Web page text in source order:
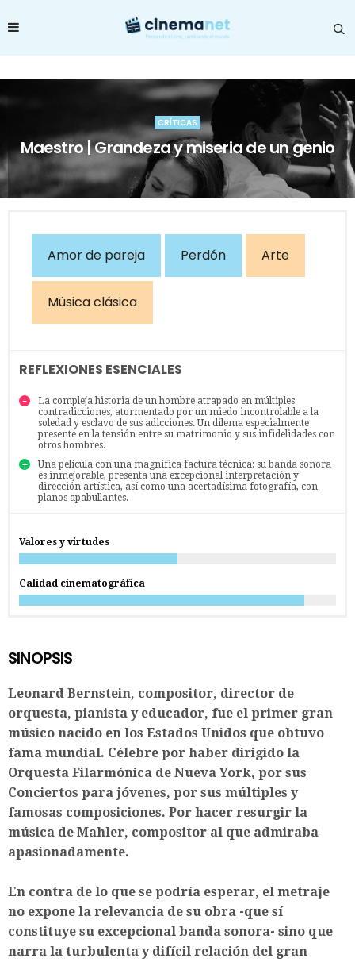
CRÍTICAS
Maestro | Grandeza y miseria de un genio
Amor de pareja Perdón Arte
Música clásica
REFLEXIONES ESENCIALES
La compleja historia de un hombre atrapado en múltiples
contradicciones, atormentado por un miedo incontrolable a la
soledad y esclavo de sus adicciones. Un dilema especialmente
presente en la tensión entre su matrimonio y sus infidelidades con
otros hombres.
Una película con una magnífica factura técnica: su banda sonora
es inmejorable, presenta una excepcional interpretación y
dirección artística, así como una acertadísima fotografía, con
planos apabullantes.
Valores y virtudes
Calidad cinematográfica
SINOPSIS
Leonard Bernstein, compositor, director de
orquesta, pianista y educador, fue el primer gran
músico nacido en los Estados Unidos que obtuvo
fama mundial. Célebre por haber dirigido la
Orquesta Filarmónica de Nueva York, por sus
Conciertos para jóvenes, por sus múltiples y
famosas composiciones. Por hacer resurgir la
música de Mahler, compositor al que admiraba
apasionadamente.
En contra de lo que se podría esperar, el metraje
no expone la relevancia de su obra -que sí
constituye su excepcional banda sonora- sino que
narra la turbulenta y difícil relación del gran